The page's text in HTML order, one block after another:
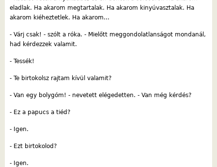
eladlak. Ha akarom megtartalak. Ha akarom kinyúvasztalak. Ha
akarom kiéheztetlek. Ha akarom...
- Várj csak! - szólt a róka. - Mielőtt meggondolatlanságot mondanál,
had kérdezzek valamit.
- Tessék!
- Te birtokolsz rajtam kívül valamit?
- Van egy bolygóm! - nevetett elégedetten. - Van még kérdés?
- Ez a papucs a tiéd?
- Igen.
- Ezt birtokolod?
- Igen.